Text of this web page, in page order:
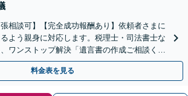
張相談可】【完全成功報酬あり】依頼者さまに
よう親身に対応します。税理士・司法書士な
ワンストップ解決「遺言書の作成ご相談くだ
未然に防ぐ」【休日・夜間相談可】
料金表を見る